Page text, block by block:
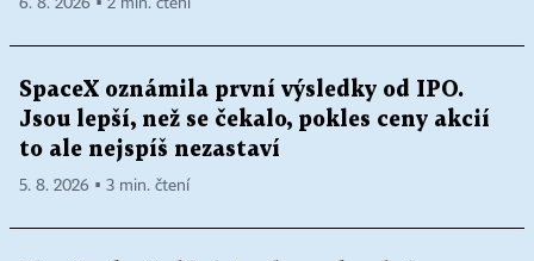
6. 8. 2026 ▪ 2 min. čtení
SpaceX oznámila první výsledky od IPO.
Jsou lepší, než se čekalo, pokles ceny akcií
to ale nejspíš nezastaví
5. 8. 2026 ▪ 3 min. čtení